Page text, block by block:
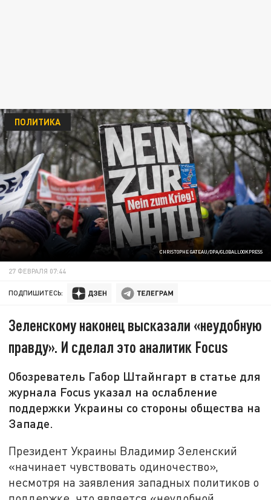
CHRISTOPHE GATEAU/DPA/GLOBALLOOKPRESS
ПОЛИТИКА
27 ФЕВРАЛЯ 07:44
ПОДПИШИТЕСЬ:
Зеленскому наконец высказали «неудобную
правду». И сделал это аналитик Focus
Обозреватель Габор Штайнгарт в статье для
журнала Focus указал на ослабление
поддержки Украины со стороны общества на
Западе.
Президент Украины Владимир Зеленский
«начинает чувствовать одиночество»,
несмотря на заявления западных политиков о